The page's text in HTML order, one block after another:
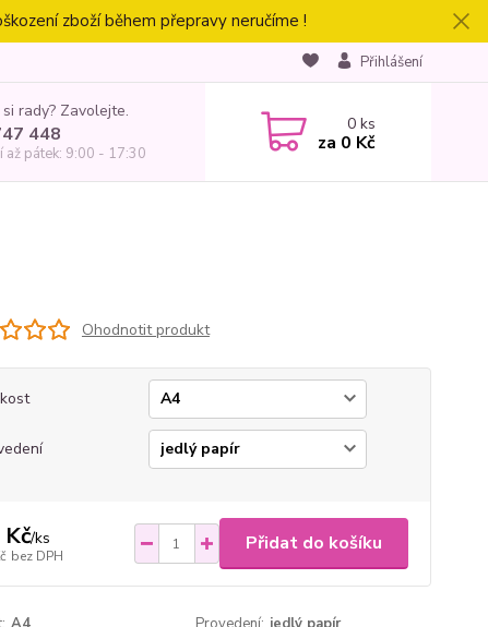
zboží během přepravy neručíme !
Přihlášení
rady? Zavolejte.
448
až pátek: 9:00 - 17:30
0ks
za 0 Kč
Ohodnotit produkt
/ks
bez DPH
Přidat do košíku